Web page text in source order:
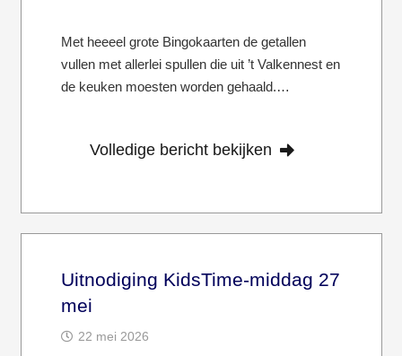
Met heeeel grote Bingokaarten de getallen
vullen met allerlei spullen die uit ’t Valkennest en
de keuken moesten worden gehaald.…
Volledige bericht bekijken
Uitnodiging KidsTime-middag 27
mei
22 mei 2026